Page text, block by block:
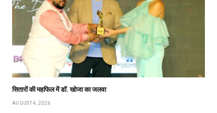
सितारों की महफिल में डॉ. खोजा का जलवा
AUGUST 4, 2026